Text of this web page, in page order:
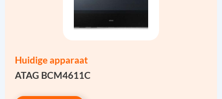
Huidige apparaat
ATAG BCM4611C